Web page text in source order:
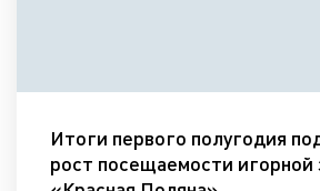
Итоги первого полугодия
рост посещаемости игорной